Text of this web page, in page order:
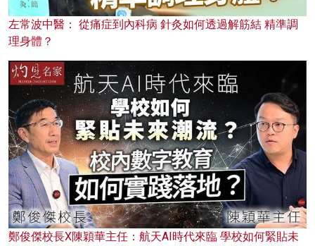
左常波中醫： 從痛症到內科病 針灸如何透過解筋結 精準調
理身體？
鄭俊傑校長X陳穎華主任：航天AI時代來臨 學校如何緊貼未